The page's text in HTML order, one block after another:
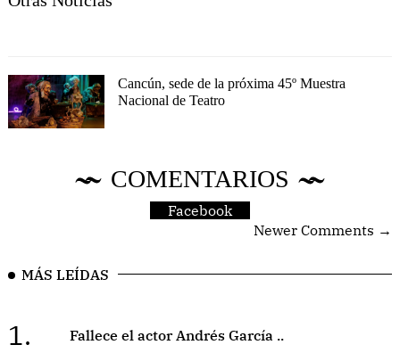
Cancún, sede de la próxima 45º Muestra
Nacional de Teatro
COMENTARIOS
Facebook
Newer Comments →
MÁS LEÍDAS
1. Fallece el actor Andrés García ..